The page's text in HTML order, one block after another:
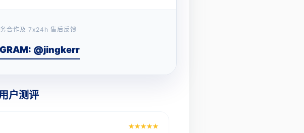
合作及 7x24h 售后反馈
@jingkerr
户测评
★★★★★